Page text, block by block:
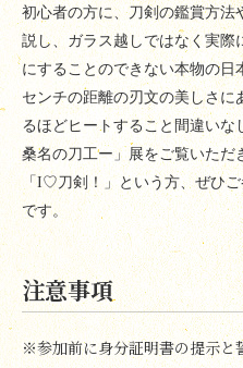
初心者の方に、刀剣の鑑賞方法
説し、ガラス越しではなく実際
にすることのできない本物の日
センチの距離の刃文の美しさ
るほどヒートすること間違い
桑名の刀工ー」展をご覧いただ
「I♡刀剣！」という方、ぜひ
です。
注意事項
※参加前に身分証明書の提示と